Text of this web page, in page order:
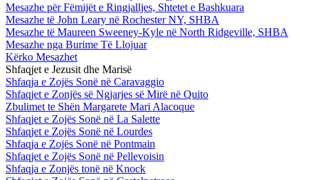
Mesazhe për Fëmijët e Ringjalljes, Shtetet e Bashkuara
Mesazhe të John Leary në Rochester NY, SHBA
Mesazhe të Maureen Sweeney-Kyle në North Ridgeville, SHBA
Mesazhe nga Burime Të Llojuar
Kërko Mesazhet
Shfaqjet e Jezusit dhe Marisë
Shfaqja e Zojës Sonë në Caravaggio
Shfaqjet e Zonjës së Ngjarjes së Mirë në Quito
Zbulimet te Shën Margarete Mari Alacoque
Shfaqjet e Zojës Sonë në La Salette
Shfaqjet e Zojës Sonë në Lourdes
Shfaqja e Zojës Sonë në Pontmain
Shfaqjet e Zojës Sonë në Pellevoisin
Shfaqja e Zonjës tonë në Knock